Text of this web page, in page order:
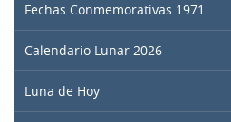
Fechas Conmemorativas 1971
Calendario Lunar 2026
Luna de Hoy